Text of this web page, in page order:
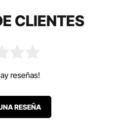
CLIENTES
reseñas!
RESEÑA